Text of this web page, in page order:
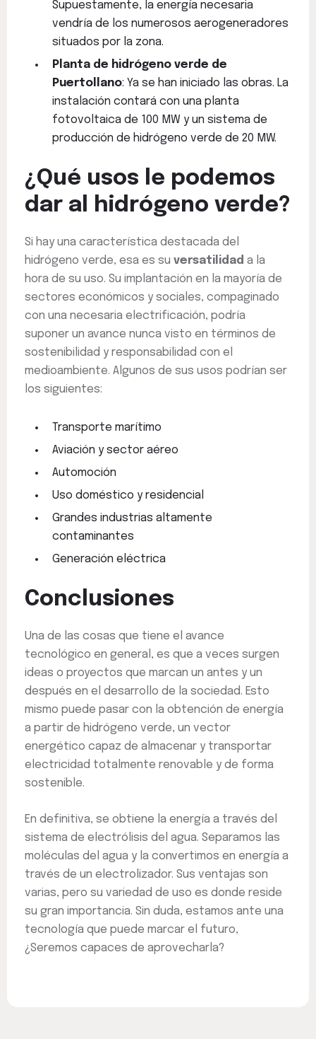
Supuestamente, la energía necesaria
vendría de los numerosos aerogeneradores
situados por la zona.
Planta de hidrógeno verde de
Puertollano: Ya se han iniciado las obras. La
instalación contará con una planta
fotovoltaica de 100 MW y un sistema de
producción de hidrógeno verde de 20 MW.
¿Qué usos le podemos
dar al hidrógeno verde?
Si hay una característica destacada del
hidrógeno verde, esa es su versatilidad a la
hora de su uso. Su implantación en la mayoría de
sectores económicos y sociales, compaginado
con una necesaria electrificación, podría
suponer un avance nunca visto en términos de
sostenibilidad y responsabilidad con el
medioambiente. Algunos de sus usos podrían ser
los siguientes:
Transporte marítimo
Aviación y sector aéreo
Automoción
Uso doméstico y residencial
Grandes industrias altamente
contaminantes
Generación eléctrica
Conclusiones
Una de las cosas que tiene el avance
tecnológico en general, es que a veces surgen
ideas o proyectos que marcan un antes y un
después en el desarrollo de la sociedad. Esto
mismo puede pasar con la obtención de energía
a partir de hidrógeno verde, un vector
energético capaz de almacenar y transportar
electricidad totalmente renovable y de forma
sostenible.
En definitiva, se obtiene la energía a través del
sistema de electrólisis del agua. Separamos las
moléculas del agua y la convertimos en energía a
través de un electrolizador. Sus ventajas son
varias, pero su variedad de uso es donde reside
su gran importancia. Sin duda, estamos ante una
tecnología que puede marcar el futuro,
¿Seremos capaces de aprovecharla?